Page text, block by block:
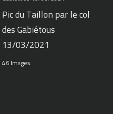
Pic du Taillon par le col
des Gabiétous
13/03/2021
46 Images